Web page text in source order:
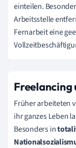
einteilen.
Arbeitsstelle
Fernarbeit eine
Freelancing
Früher arbeiteten
ihr ganzes Leben
Besonders in